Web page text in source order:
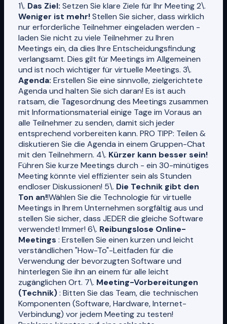
1\. Das Ziel: Setzen Sie klare Ziele für Ihr Meeting 2\.
Weniger ist mehr!Stellen Sie sicher, dass wirklich
nur erforderliche Teilnehmer eingeladen werden -
laden Sie nicht zu viele Teilnehmer zu Ihren
Meetings ein, da dies Ihre Entscheidungsfindung
verlangsamt. Dies gilt für Meetings im Allgemeinen
und ist noch wichtiger für virtuelle Meetings. 3\.
Agenda: Erstellen Sie eine sinnvolle, zielgerichtete
Agenda und halten Sie sich daran! Es ist auch
ratsam, die Tagesordnung des Meetings zusammen
mit Informationsmaterial einige Tage im Voraus an
alle Teilnehmer zu senden, damit sich jeder
entsprechend vorbereiten kann. PRO TIPP: Teilen &
diskutieren Sie die Agenda in einem Gruppen-Chat
mit den Teilnehmern. 4\. Kürzer kann besser sein!
Führen Sie kurze Meetings durch - ein 30-minütiges
Meeting könnte viel effizienter sein als Stunden
endloser Diskussionen! 5\. Die Technik gibt den
Ton an!!Wählen Sie die Technologie für virtuelle
Meetings in Ihrem Unternehmen sorgfältig aus und
stellen Sie sicher, dass JEDER die gleiche Software
verwendet! Immer! 6\. Reibungslose Online-
Meetings : Erstellen Sie einen kurzen und leicht
verständlichen "How-To"-Leitfaden für die
Verwendung der bevorzugten Software und
hinterlegen Sie ihn an einem für alle leicht
zugänglichen Ort. 7\. Meeting-Vorbereitungen
(Technik): Bitten Sie das Team, die technischen
Komponenten (Software, Hardware, Internet-
Verbindung) vor jedem Meeting zu testen!